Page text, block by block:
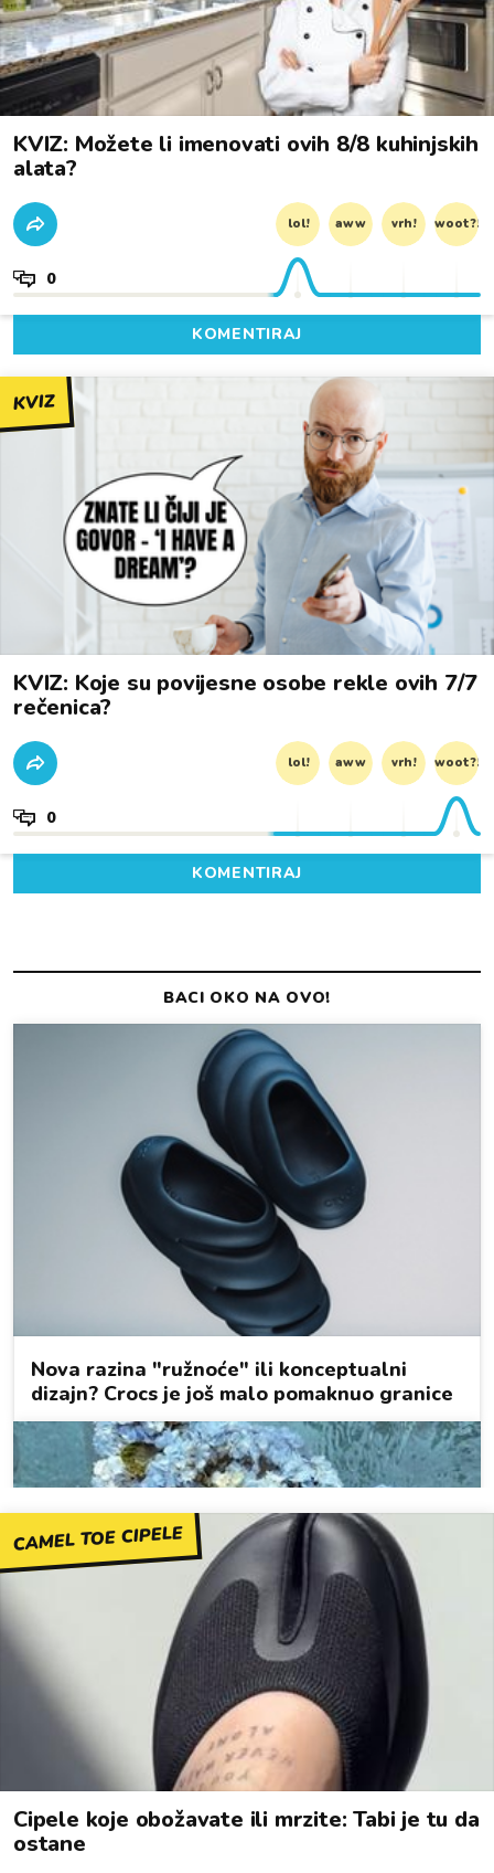
KVIZ: Možete li imenovati ovih 8/8 kuhinjskih
alata?
lol! aww vrh! woot?!
0
KOMENTIRAJ
KVIZ
KVIZ: Koje su povijesne osobe rekle ovih 7/7
rečenica?
lol! aww vrh! woot?!
0
KOMENTIRAJ
CAMEL TOE CIPELE
Cipele koje obožavate ili mrzite: Tabi je tu da
ostane